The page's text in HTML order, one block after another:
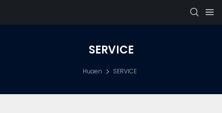
SERVICE
Huaen SERVICE